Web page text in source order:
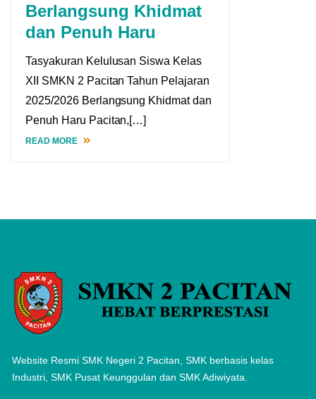
Berlangsung Khidmat
dan Penuh Haru
Tasyakuran Kelulusan Siswa Kelas
XII SMKN 2 Pacitan Tahun Pelajaran
2025/2026 Berlangsung Khidmat dan
Penuh Haru Pacitan,[…]
READ MORE
Website Resmi SMK Negeri 2 Pacitan, SMK berbasis kelas
Industri, SMK Pusat Keunggulan dan SMK Adiwiyata.